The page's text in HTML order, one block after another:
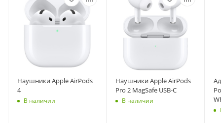
Наушники Apple AirPods
4
В наличии
Наушники Apple AirPods
Pro 2 MagSafe USB-C
В наличии